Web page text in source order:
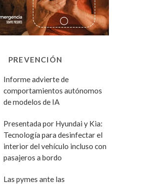
PREVENCIÓN
Informe advierte de
comportamientos autónomos
de modelos de IA
Presentada por Hyundai y Kia:
Tecnología para desinfectar el
interior del vehículo incluso con
pasajeros a bordo
Las pymes ante las